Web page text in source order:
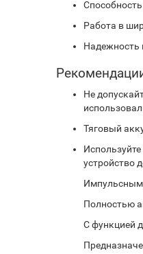
Работа в
Надежность
Не
Тяговый
устройство
Полностью
С функцией